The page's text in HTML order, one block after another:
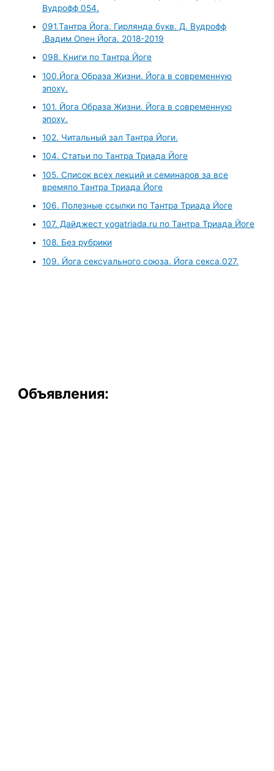
Вудрофф 054.
091.Тантра Йога. Гирлянда букв. Д. Вудрофф
.Вадим Опен Йога. 2018-2019
098. Книги по Тантра Йоге
100.Йога Образа Жизни. Йога в современную
эпоху.
101. Йога Образа Жизни. Йога в современную
эпоху.
102. Читальный зал Тантра Йоги.
104. Статьи по Тантра Триада Йоге
105. Список всех лекций и семинаров за все
времяпо Тантра Триада Йоге
106. Полезные ссылки по Тантра Триада Йоге
107. Дайджест yogatriada.ru по Тантра Триада Йоге
108. Без рубрики
109. Йога сексуального союза. Йога секса.027.
Объявления: